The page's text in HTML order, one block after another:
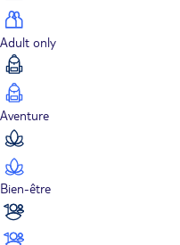
Adult only
Aventure
Bien-être